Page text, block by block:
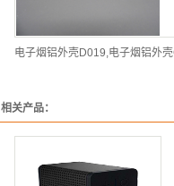
电子烟铝外壳D019,电子烟铝外
相关产品：